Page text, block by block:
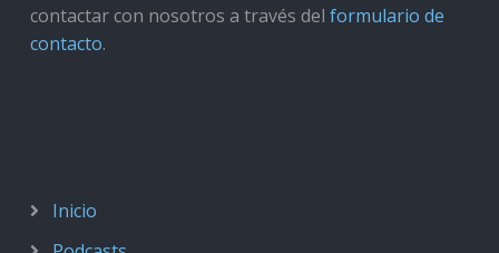
contactar con nosotros a través del formulario de
contacto.
Inicio